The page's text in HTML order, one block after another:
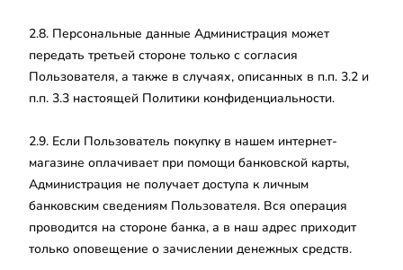
2.8. Персональные данные Администрация может
передать третьей стороне только с согласия
Пользователя, а также в случаях, описанных в п.п. 3.2 и
п.п. 3.3 настоящей Политики конфиденциальности.
2.9. Если Пользователь покупку в нашем интернет-
магазине оплачивает при помощи банковской карты,
Администрация не получает доступа к личным
банковским сведениям Пользователя. Вся операция
проводится на стороне банка, а в наш адрес приходит
только оповещение о зачислении денежных средств.